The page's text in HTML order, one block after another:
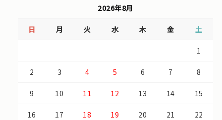
2026年8月
日 月 火 水 木 金 土
1
2 3 4 5 6 7 8
9 10 11 12 13 14 15
16 17 18 19 20 21 22